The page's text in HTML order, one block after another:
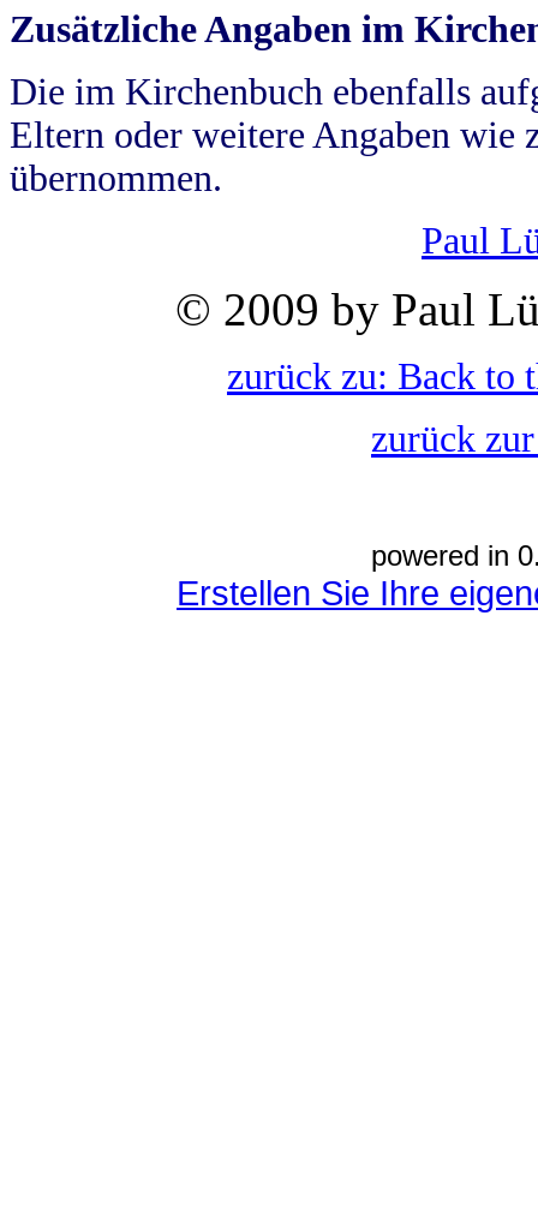
Zusätzliche Angaben im
Die im Kirchenbuch ebenfalls
Eltern oder weitere Angaben wie
übernommen.
Paul
© 2009 by Paul
zurück zu: Back to
zurück
powered in
Erstellen Sie Ihre